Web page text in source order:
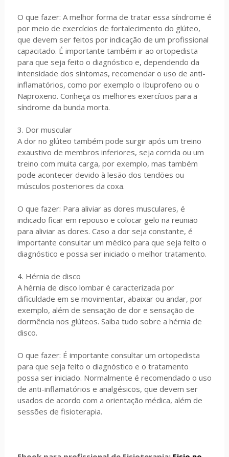
O que fazer: A melhor forma de tratar essa síndrome é
por meio de exercícios de fortalecimento do glúteo,
que devem ser feitos por indicação de um profissional
capacitado. É importante também ir ao ortopedista
para que seja feito o diagnóstico e, dependendo da
intensidade dos sintomas, recomendar o uso de anti-
inflamatórios, como por exemplo o Ibuprofeno ou o
Naproxeno. Conheça os melhores exercícios para a
síndrome da bunda morta.
3. Dor muscular
A dor no glúteo também pode surgir após um treino
exaustivo de membros inferiores, seja corrida ou um
treino com muita carga, por exemplo, mas também
pode acontecer devido à lesão dos tendões ou
músculos posteriores da coxa.
O que fazer: Para aliviar as dores musculares, é
indicado ficar em repouso e colocar gelo na reunião
para aliviar as dores. Caso a dor seja constante, é
importante consultar um médico para que seja feito o
diagnóstico e possa ser iniciado o melhor tratamento.
4. Hérnia de disco
A hérnia de disco lombar é caracterizada por
dificuldade em se movimentar, abaixar ou andar, por
exemplo, além de sensação de dor e sensação de
dormência nos glúteos. Saiba tudo sobre a hérnia de
disco.
O que fazer: É importante consultar um ortopedista
para que seja feito o diagnóstico e o tratamento
possa ser iniciado. Normalmente é recomendado o uso
de anti-inflamatórios e analgésicos, que devem ser
usados de acordo com a orientação médica, além de
sessões de fisioterapia.